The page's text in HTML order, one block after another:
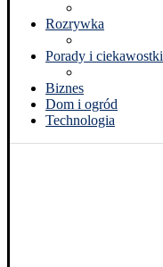
Rozrywka
Porady i ciekawostki
Biznes
Dom i ogród
Technologia